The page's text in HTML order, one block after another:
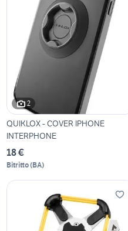
2
QUIKLOX - COVER IPHONE
INTERPHONE
18 €
Bitritto(BA)